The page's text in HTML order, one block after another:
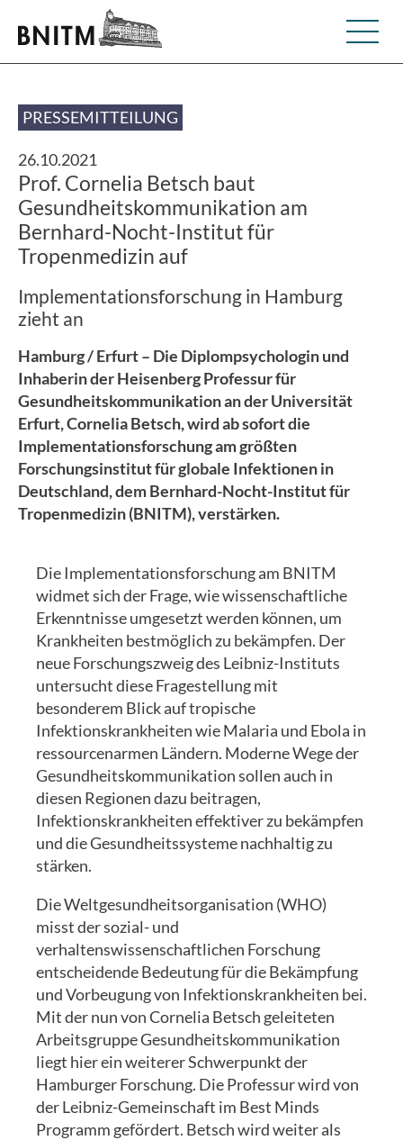
PRESSEMITTEILUNG
26.10.2021
Prof. Cornelia Betsch baut
Gesundheitskommunikation am
Bernhard-Nocht-Institut für
Tropenmedizin auf
Implementationsforschung in Hamburg
zieht an
Hamburg / Erfurt – Die Diplompsychologin und
Inhaberin der Heisenberg Professur für
Gesundheitskommunikation an der Universität
Erfurt, Cornelia Betsch, wird ab sofort die
Implementationsforschung am größten
Forschungsinstitut für globale Infektionen in
Deutschland, dem Bernhard-Nocht-Institut für
Tropenmedizin (BNITM), verstärken.
Die Implementationsforschung am BNITM
widmet sich der Frage, wie wissenschaftliche
Erkenntnisse umgesetzt werden können, um
Krankheiten bestmöglich zu bekämpfen. Der
neue Forschungszweig des Leibniz-Instituts
untersucht diese Fragestellung mit
besonderem Blick auf tropische
Infektionskrankheiten wie Malaria und Ebola in
ressourcenarmen Ländern. Moderne Wege der
Gesundheitskommunikation sollen auch in
diesen Regionen dazu beitragen,
Infektionskrankheiten effektiver zu bekämpfen
und die Gesundheitssysteme nachhaltig zu
stärken.
Die Weltgesundheitsorganisation (WHO)
misst der sozial- und
verhaltenswissenschaftlichen Forschung
entscheidende Bedeutung für die Bekämpfung
und Vorbeugung von Infektionskrankheiten bei.
Mit der nun von Cornelia Betsch geleiteten
Arbeitsgruppe Gesundheitskommunikation
liegt hier ein weiterer Schwerpunkt der
Hamburger Forschung. Die Professur wird von
der Leibniz-Gemeinschaft im Best Minds
Programm gefördert. Betsch wird weiter als